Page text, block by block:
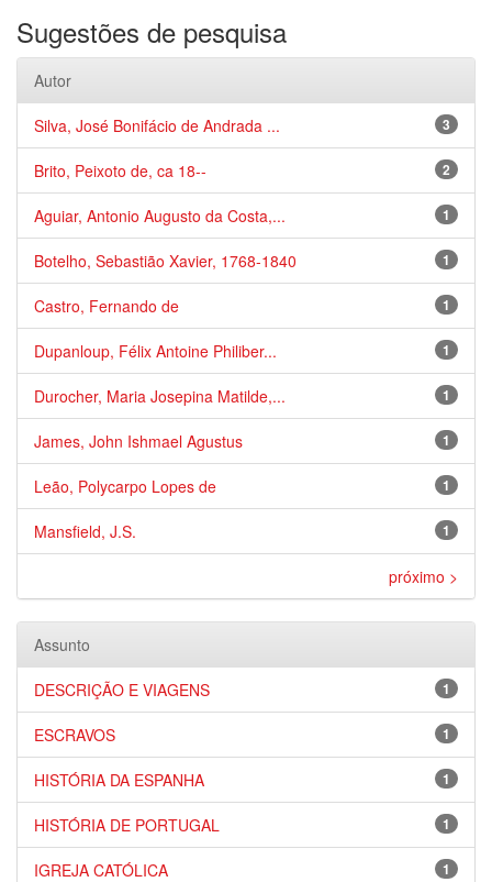
Sugestões de pesquisa
Autor
3
Silva, José Bonifácio de Andrada ...
2
Brito, Peixoto de, ca 18--
1
Aguiar, Antonio Augusto da Costa,...
1
Botelho, Sebastião Xavier, 1768-1840
1
Castro, Fernando de
1
Dupanloup, Félix Antoine Philiber...
1
Durocher, Maria Josepina Matilde,...
1
James, John Ishmael Agustus
1
Leão, Polycarpo Lopes de
1
Mansfield, J.S.
próximo >
Assunto
1
DESCRIÇÃO E VIAGENS
1
ESCRAVOS
1
HISTÓRIA DA ESPANHA
1
HISTÓRIA DE PORTUGAL
1
IGREJA CATÓLICA